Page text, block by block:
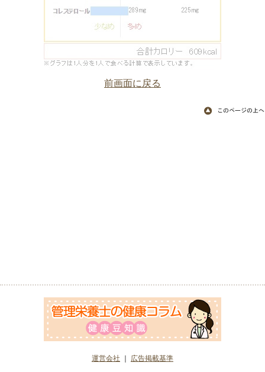
前画面に戻る
運営会社 広告掲載基準